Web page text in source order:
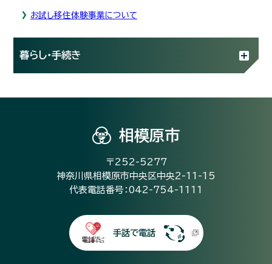
お試し移住体験事業について
暮らし・手続き
相模原市
〒252-5277
神奈川県相模原市中央区中央2-11-15
代表電話番号：042-754-1111
手話で電話